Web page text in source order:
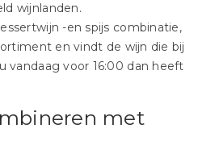
wijnlanden.
-en spijs combinatie,
en vindt de wijn die bij
vandaag voor 16:00 dan heeft
met